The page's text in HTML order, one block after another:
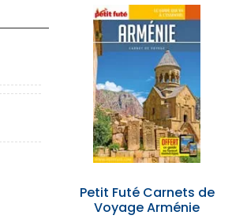
Petit Futé Carnets de
Voyage Arménie